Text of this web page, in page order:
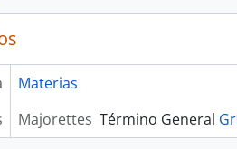
Materias
Majorettes Término General